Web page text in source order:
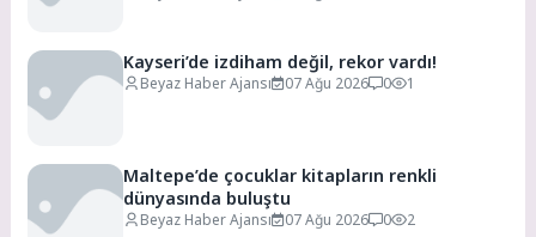
Kayseri’de izdiham değil, rekor vardı!
Beyaz Haber Ajansı 07 Ağu 2026 0 1
Maltepe’de çocuklar kitapların renkli
dünyasında buluştu
Beyaz Haber Ajansı 07 Ağu 2026 0 2